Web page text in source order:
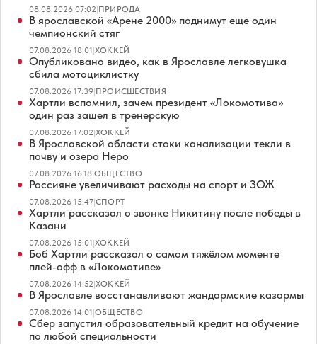
08.08.2026 07:02|ПРИРОДА
В ярославской «Арене 2000» поднимут еще один
чемпионский стяг
07.08.2026 18:01|ХОККЕЙ
Опубликовано видео, как в Ярославле легковушка
сбила мотоциклистку
07.08.2026 17:39|ПРОИСШЕСТВИЯ
Хартли вспомнил, зачем президент «Локомотива»
один раз зашел в тренерскую
07.08.2026 17:02|ХОККЕЙ
В Ярославской области стоки канализации текли в
почву и озеро Неро
07.08.2026 16:18|ОБЩЕСТВО
Россияне увеличивают расходы на спорт и ЗОЖ
07.08.2026 15:47|СПОРТ
Хартли рассказал о звонке Никитину после победы в
Казани
07.08.2026 15:01|ХОККЕЙ
Боб Хартли рассказал о самом тяжёлом моменте
плей-офф в «Локомотиве»
07.08.2026 14:52|ХОККЕЙ
В Ярославле восстанавливают жандармские казармы
07.08.2026 14:01|ОБЩЕСТВО
Сбер запустил образовательный кредит на обучение
по любой специальности